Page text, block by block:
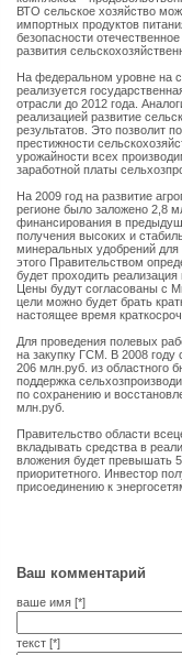
ВТО сельское хозяйство
импортных продуктов
безопасности
развития
На федеральном уровне на
реализуется
отрасли до 2012 года.
реализацией развитие
результатов. Это позволит
престижности
урожайности всех
заработной платы
На 2009 год на развитие
регионе было заложено 2,8
финансирования в
получения высоких и
минеральных удобрений
этого Правительством
будет проходить
Цены будут согласованы с
цели можно будет брать
настоящее время
Для проведения полевых
на закупку ГСМ. В 2008 году
206 млн.руб. из областного
поддержка
по сохранению и
млн.руб.
Правительство области
вкладывать средства в
вложения будет превышать
приоритетного. Инвестор
присоединению к
Ваш комментарий
ваше имя [*]
текст [*]